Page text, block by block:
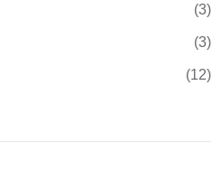
(3)
(3)
(12)